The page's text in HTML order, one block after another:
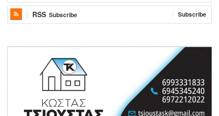
RSS Subscribe Subscribe